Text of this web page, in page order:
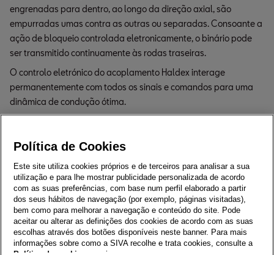
engrenadas para dentro, ao longo da direção axial, são
empurradas umas contra as outras ou separadas. Consoante a
ação de bloqueio controlada eletronicamente, o binário pode
ser transmitido continuamente às rodas traseiras.
O controlo eletrónico do acoplamento Haldex interage
permanentemente com todos os sinais e comandos para uma
dinâmica de condução ótima.
Voltar ao Menu Principal
Política de Cookies
Este site utiliza cookies próprios e de terceiros para analisar a sua
utilização e para lhe mostrar publicidade personalizada de acordo
com as suas preferências, com base num perfil elaborado a partir
dos seus hábitos de navegação (por exemplo, páginas visitadas),
bem como para melhorar a navegação e conteúdo do site. Pode
aceitar ou alterar as definições dos cookies de acordo com as suas
escolhas através dos botões disponíveis neste banner. Para mais
informações sobre como a SIVA recolhe e trata cookies, consulte a